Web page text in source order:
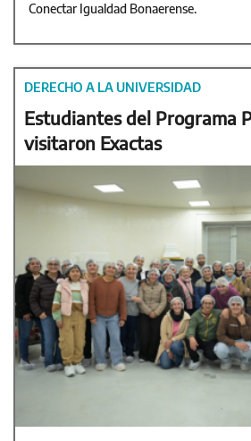
Conectar Igualdad Bonaerense.
DERECHO A LA UNIVERSIDAD
Estudiantes del Programa
visitaron Exactas